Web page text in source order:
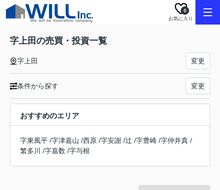
お気に入り
0
字上田の売買・投資一覧
字上田 変更
条件から探す 変更
おすすめのエリア
字東風平 /字津嘉山 /西原 /字安謝 /辻 /字豊崎 /字仲井真 /
繁多川
/字嘉数 /字与根